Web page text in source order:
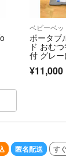
ベビーベッ
ポータブ
ド おむ
付 グレ
¥11,000
SOLD OUT
匿名配送 す